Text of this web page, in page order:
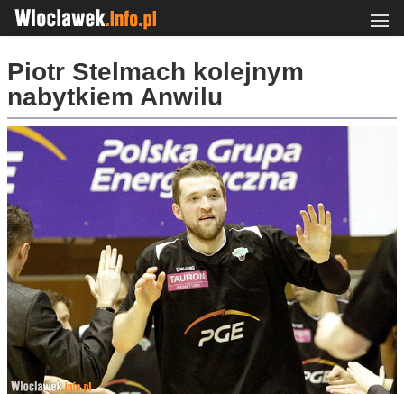
Piotr Stelmach kolejnym
nabytkiem Anwilu